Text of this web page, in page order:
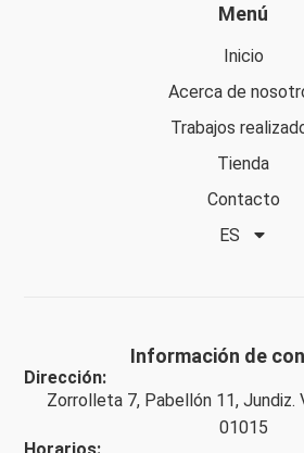
Menú
Inicio
Acerca de
Trabajos
Tienda
Contacto
ES
Información de
Dirección:
Zorrolleta 7, Pabellón 11, Jundiz.
01015
Horarios: